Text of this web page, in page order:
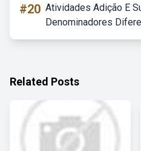
#20 Atividades Adição E
Denominadores
Related Posts